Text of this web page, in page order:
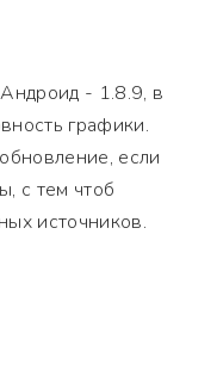
- 1.8.9, в
графики.
если
с тем чтоб
источников.